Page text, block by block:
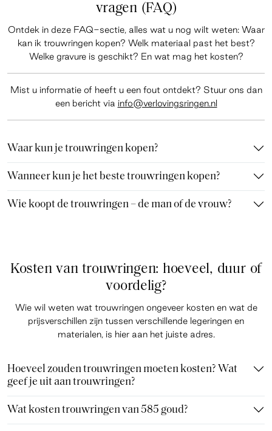
vragen (FAQ)
Ontdek in deze FAQ-sectie, alles wat u nog wilt weten: Waar
kan ik trouwringen kopen? Welk materiaal past het best?
Welke gravure is geschikt? En wat mag het kosten?
Mist u informatie of heeft u een fout ontdekt? Stuur ons dan
een bericht via info@verlovingsringen.nl
Waar kun je trouwringen kopen?
Wanneer kun je het beste trouwringen kopen?
Wie koopt de trouwringen – de man of de vrouw?
Kosten van trouwringen: hoeveel, duur of
voordelig?
Wie wil weten wat trouwringen ongeveer kosten en wat de
prijsverschillen zijn tussen verschillende legeringen en
materialen, is hier aan het juiste adres.
Hoeveel zouden trouwringen moeten kosten? Wat
geef je uit aan trouwringen?
Wat kosten trouwringen van 585 goud?